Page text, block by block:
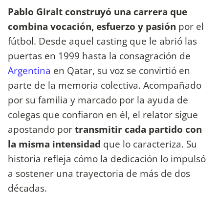
Pablo Giralt construyó una carrera que
combina vocación, esfuerzo y pasión por el
fútbol. Desde aquel casting que le abrió las
puertas en 1999 hasta la consagración de
Argentina en Qatar, su voz se convirtió en
parte de la memoria colectiva. Acompañado
por su familia y marcado por la ayuda de
colegas que confiaron en él, el relator sigue
apostando portransmitir cada partido con
la misma intensidad que lo caracteriza. Su
historia refleja cómo la dedicación lo impulsó
a sostener una trayectoria de más de dos
décadas.